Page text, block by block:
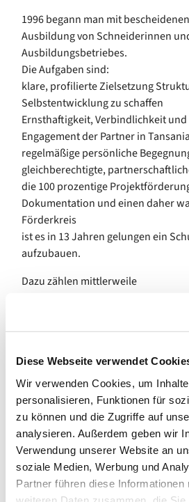
Diese Webseite verwendet
Wir verwenden Cookies, um
personalisieren, Funktionen für
zu können und die Zugriffe auf
analysieren. Außerdem geben wir
Verwendung unserer Website an
soziale Medien, Werbung und
Partner führen diese
1996 begann man mit
Ausbildung von Schneiderinnen
Ausbildungsbetriebes.
Die Aufgaben sind:
klare, profilierte Zielsetzung
Selbstentwicklung zu schaffen
Ernsthaftigkeit, Verbindlichkeit
Engagement der Partner in
regelmäßige persönliche
gleichberechtigte,
die 100 prozentige
Dokumentation und einen daher
Förderkreis
ist es in 13 Jahren gelungen ein
aufzubauen.
Dazu zählen mittlerweile
ein Toilettenhaus
Schulräumen, Aula,
für Internatsschüler
ein festes Küchenhaus mit
eine Speisehalle
In diesem staatlich anerkannten
handwerklichen Schulzentrum,
von fast 30km, werden heute 150
Lehrern zu Scheiderinnen,
ausgebildet. Dieses Jahr haben